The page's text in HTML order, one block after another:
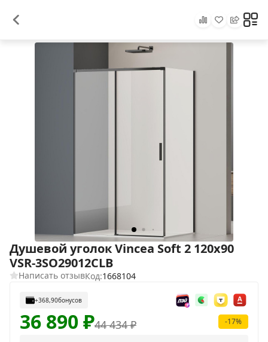
Душевой уголок Vincea Soft 2 120x90
VSR-3SO29012CLB
Написать отзывКод:1668104
+368,90бонусов
44 434₽
36 890₽ -17%